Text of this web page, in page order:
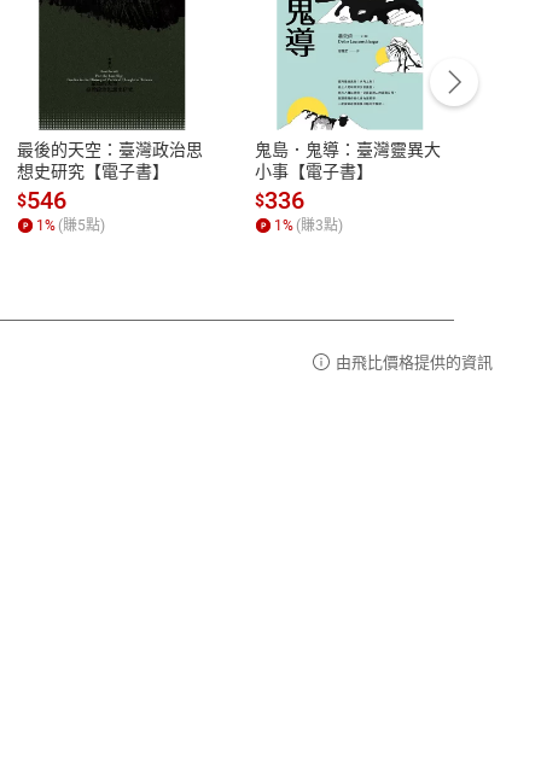
性
參
服務時間：週一到週五 10:00-12:00、
13:00-17:00 (國定假日及例假日休息)
客服電話：0080-1857077
最後的天空：臺灣政治思
想史研究【電子書】
$546
1% (賺5點)
鬼島．鬼導：臺灣靈異大
小事【電子書】
$336
1% (賺3點)
由飛比價格提供的資訊